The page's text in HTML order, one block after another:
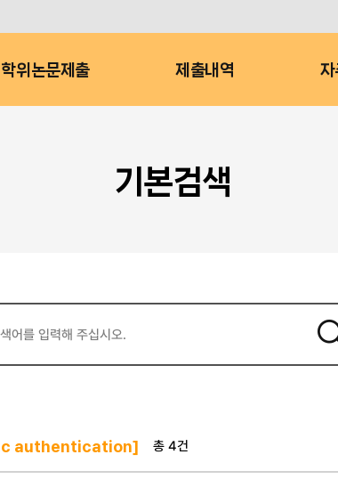
학위논문제출 제출내역 자
기본검색
authentication] 총 4건